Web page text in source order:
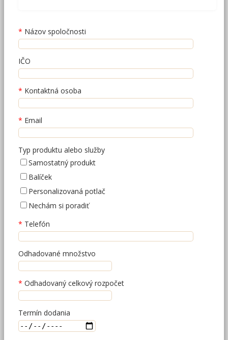
Názov spoločnosti
IČO
Kontaktná osoba
Email
Typ produktu alebo služby
Samostatný produkt
Balíček
Personalizovaná potlač
Nechám si poradiť
Telefón
Odhadované množstvo
Odhadovaný celkový rozpočet
Termín dodania